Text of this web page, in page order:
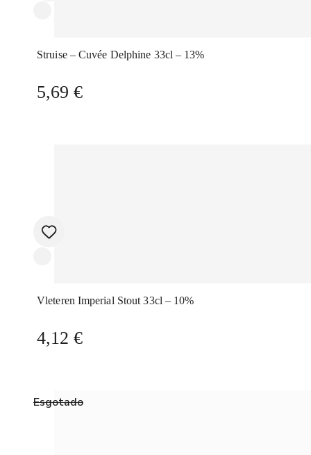
Struise – Cuvée Delphine 33cl – 13%
5,69 €
Vleteren Imperial Stout 33cl – 10%
4,12 €
Esgotado